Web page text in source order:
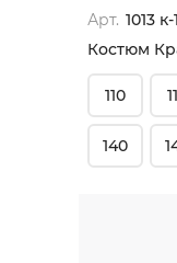
Арт. 1013 к-
Костюм
110
140